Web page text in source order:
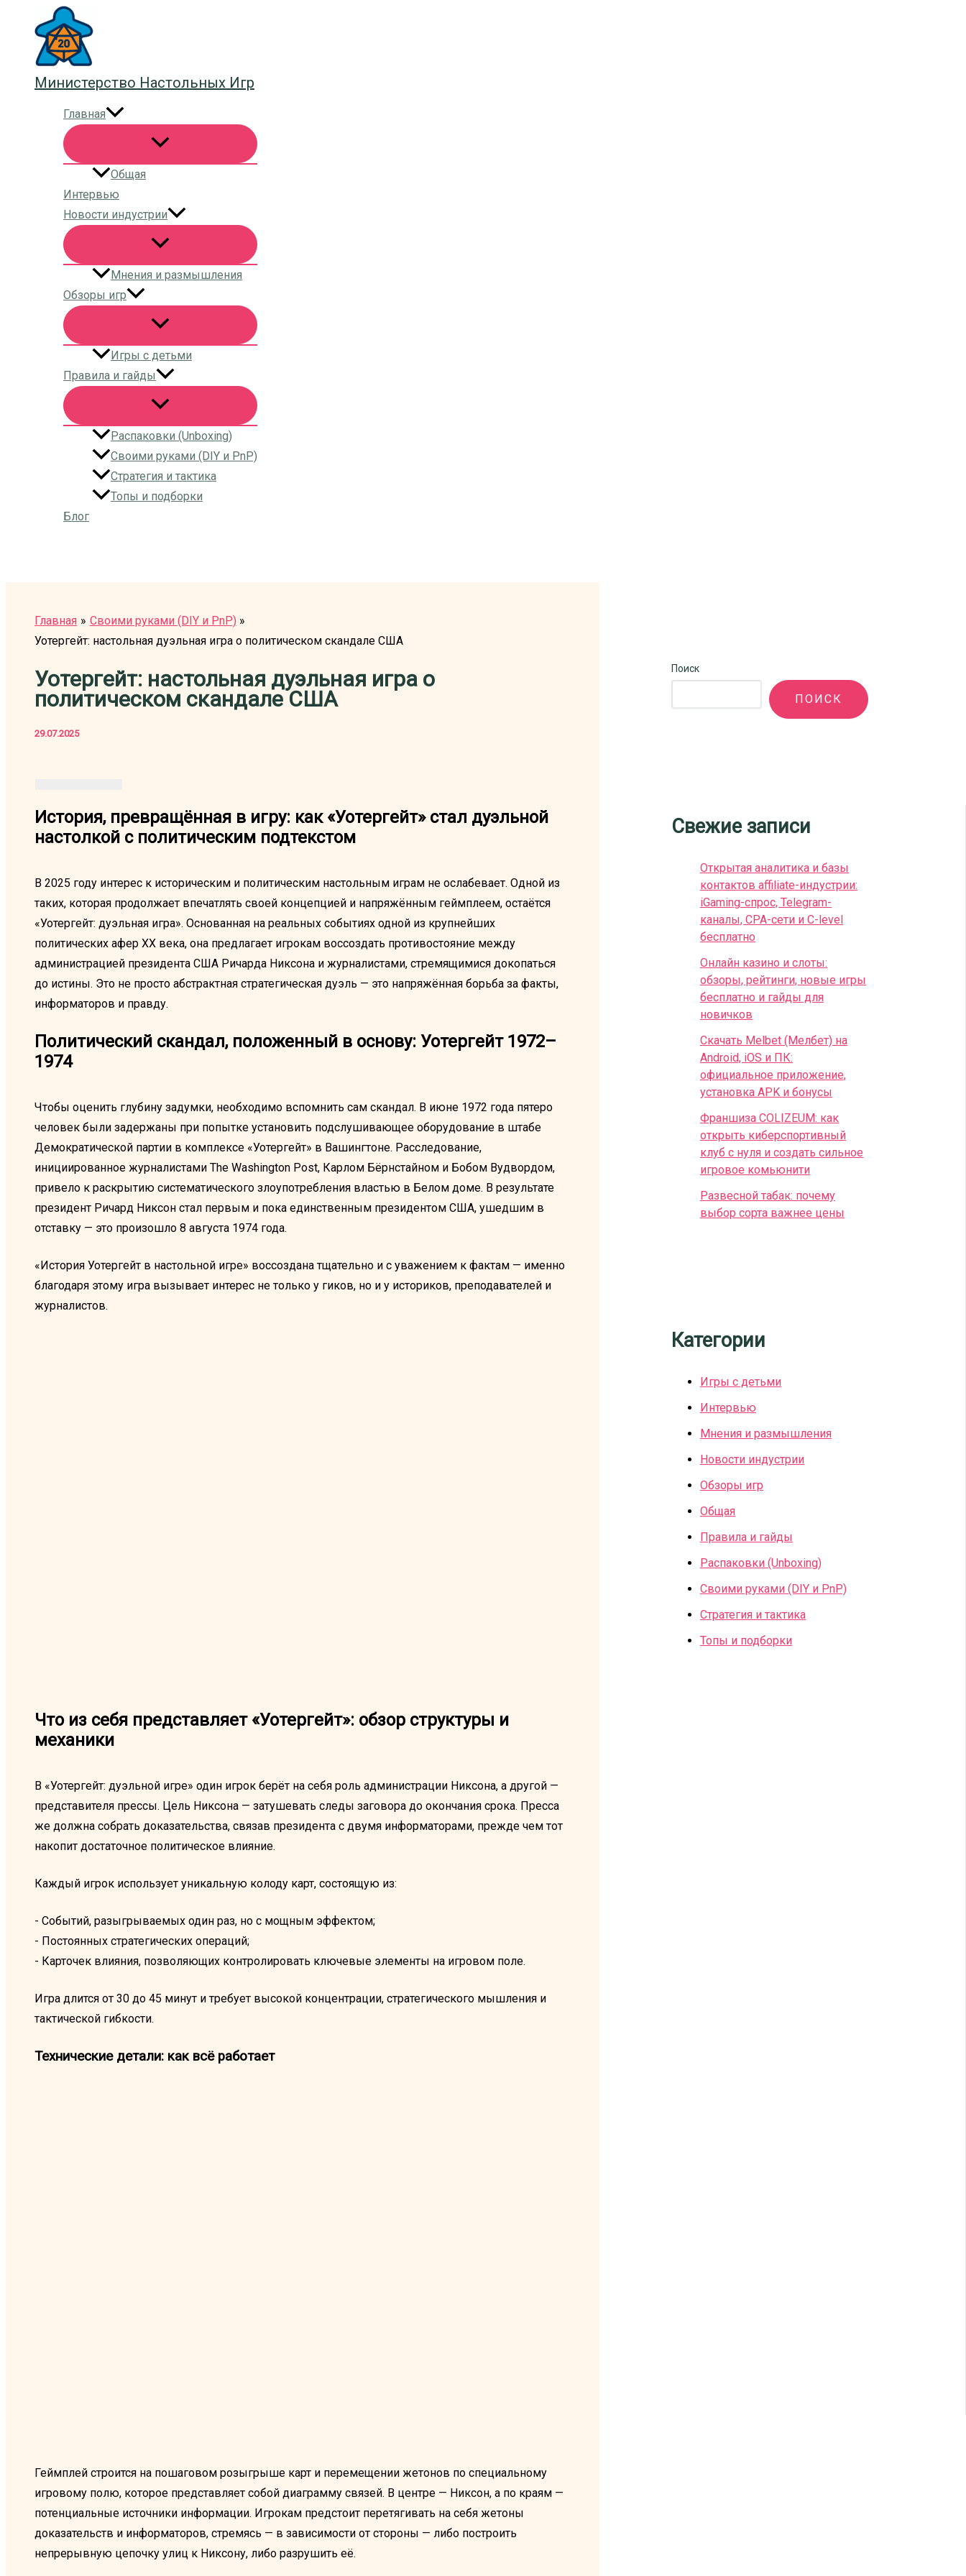
содержимому
Министерство Настольных Игр
Главная
Общая
Интервью
Новости индустрии
Мнения и размышления
Обзоры игр
Игры с детьми
Правила и гайды
Распаковки (Unboxing)
Своими руками (DIY и PnP)
Стратегия и тактика
Топы и подборки
Блог
Главная
Своими руками (DIY и PnP)
Уотергейт: настольная дуэльная игра о политическом скандале США
Уотергейт: настольная дуэльная игра о
политическом скандале США
29.07.2025
История, превращённая в игру: как «Уотергейт» стал дуэльной
настолкой с политическим подтекстом
В 2025 году интерес к историческим и политическим настольным играм не ослабевает. Одной из
таких, которая продолжает впечатлять своей концепцией и напряжённым геймплеем, остаётся
«Уотергейт: дуэльная игра». Основанная на реальных событиях одной из крупнейших
политических афер XX века, она предлагает игрокам воссоздать противостояние между
администрацией президента США Ричарда Никсона и журналистами, стремящимися докопаться
до истины. Это не просто абстрактная стратегическая дуэль — это напряжённая борьба за факты,
информаторов и правду.
Политический скандал, положенный в основу: Уотергейт 1972–
1974
Чтобы оценить глубину задумки, необходимо вспомнить сам скандал. В июне 1972 года пятеро
человек были задержаны при попытке установить подслушивающее оборудование в штабе
Демократической партии в комплексе «Уотергейт» в Вашингтоне. Расследование,
инициированное журналистами The Washington Post, Карлом Бёрнстайном и Бобом Вудвордом,
привело к раскрытию систематического злоупотребления властью в Белом доме. В результате
президент Ричард Никсон стал первым и пока единственным президентом США, ушедшим в
отставку — это произошло 8 августа 1974 года.
«История Уотергейт в настольной игре» воссоздана тщательно и с уважением к фактам — именно
благодаря этому игра вызывает интерес не только у гиков, но и у историков, преподавателей и
журналистов.
Что из себя представляет «Уотергейт»: обзор структуры и
механики
В «Уотергейт: дуэльной игре» один игрок берёт на себя роль администрации Никсона, а другой —
представителя прессы. Цель Никсона — затушевать следы заговора до окончания срока. Пресса
же должна собрать доказательства, связав президента с двумя информаторами, прежде чем тот
накопит достаточное политическое влияние.
Каждый игрок использует уникальную колоду карт, состоящую из:
- Событий, разыгрываемых один раз, но с мощным эффектом;
- Постоянных стратегических операций;
- Карточек влияния, позволяющих контролировать ключевые элементы на игровом поле.
Игра длится от 30 до 45 минут и требует высокой концентрации, стратегического мышления и
тактической гибкости.
Технические детали: как всё работает
Геймплей строится на пошаговом розыгрыше карт и перемещении жетонов по специальному
игровому полю, которое представляет собой диаграмму связей. В центре — Никсон, а по краям —
потенциальные источники информации. Игрокам предстоит перетягивать на себя жетоны
доказательств и информаторов, стремясь — в зависимости от стороны — либо построить
непрерывную цепочку улиц к Никсону, либо разрушить её.
Поиск
ПОИСК
Свежие записи
Открытая аналитика и базы
контактов affiliate-индустрии:
iGaming-спрос, Telegram-
каналы, CPA-сети и C-level
бесплатно
Онлайн казино и слоты:
обзоры, рейтинги, новые игры
бесплатно и гайды для
новичков
Скачать Melbet (Мелбет) на
Android, iOS и ПК:
официальное приложение,
установка APK и бонусы
Франшиза COLIZEUM: как
открыть киберспортивный
клуб с нуля и создать сильное
игровое комьюнити
Развесной табак: почему
выбор сорта важнее цены
Категории
Игры с детьми
Интервью
Мнения и размышления
Новости индустрии
Обзоры игр
Общая
Правила и гайды
Распаковки (Unboxing)
Своими руками (DIY и PnP)
Стратегия и тактика
Топы и подборки